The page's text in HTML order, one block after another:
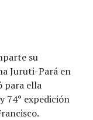
su
Juruti-Pará en
para ella
74° expedición